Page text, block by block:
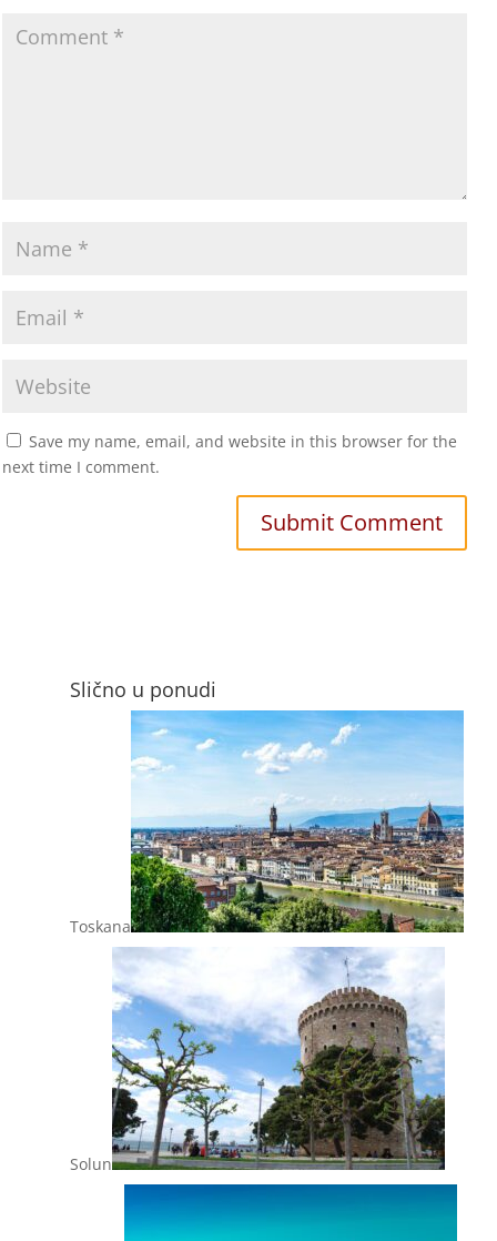
Save my name, email, and website in this browser for the
next time I comment.
Slično u ponudi
Toskana
Solun